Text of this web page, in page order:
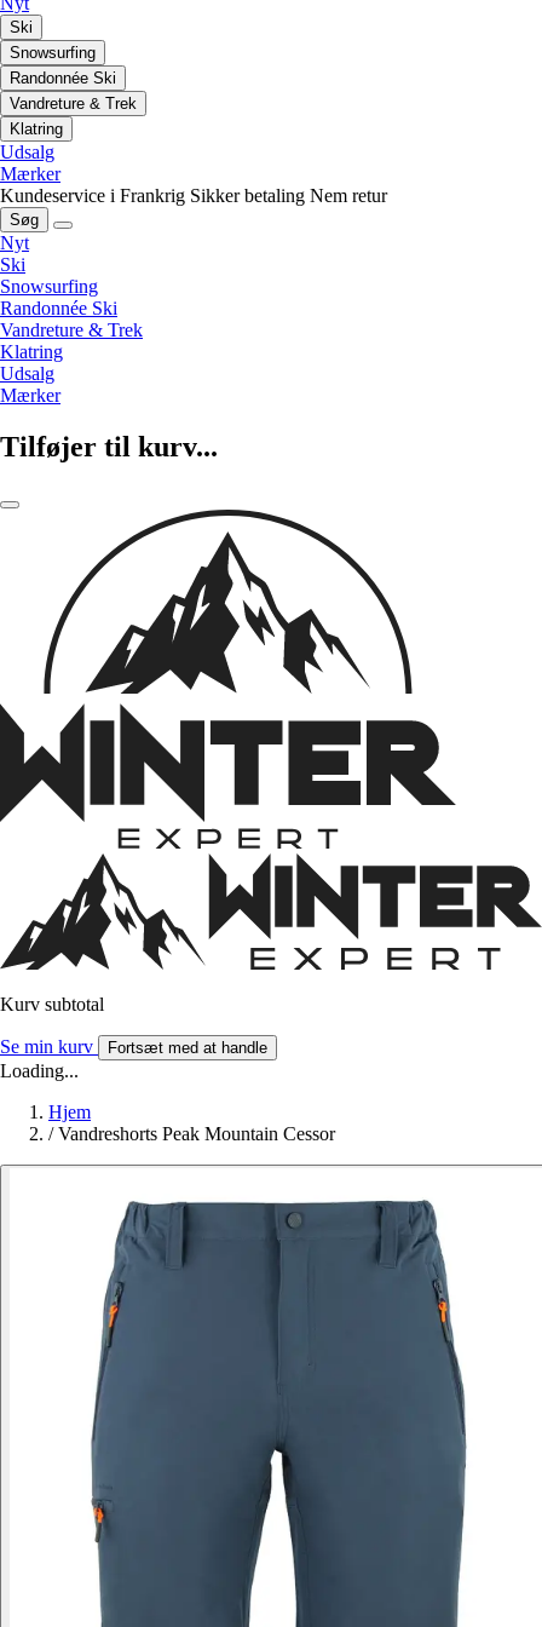
Ski
Snowsurfing
Randonnée Ski
Vandreture & Trek
Klatring
Udsalg
Mærker
Kundeservice i Frankrig Sikker betaling Nem retur
Søg
Nyt
Ski
Snowsurfing
Randonnée Ski
Vandreture & Trek
Klatring
Udsalg
Mærker
Tilføjer til kurv...
Kurv subtotal
Se min kurv Fortsæt med at handle
Loading...
Hjem
/ Vandreshorts Peak Mountain Cessor